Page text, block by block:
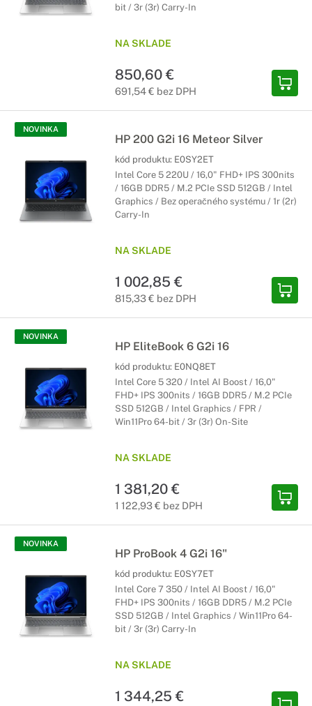
bit / 3r (3r) Carry-In
NA SKLADE
850,60 €
691,54 € bez DPH
NOVINKA
HP 200 G2i 16 Meteor Silver
kód produktu: E0SY2ET
Intel Core 5 220U / 16,0" FHD+ IPS 300nits
/ 16GB DDR5 / M.2 PCIe SSD 512GB / Intel
Graphics / Bez operačného systému / 1r (2r)
Carry-In
NA SKLADE
1 002,85 €
815,33 € bez DPH
NOVINKA
HP EliteBook 6 G2i 16
kód produktu: E0NQ8ET
Intel Core 5 320 / Intel AI Boost / 16,0"
FHD+ IPS 300nits / 16GB DDR5 / M.2 PCIe
SSD 512GB / Intel Graphics / FPR /
Win11Pro 64-bit / 3r (3r) On-Site
NA SKLADE
1 381,20 €
1 122,93 € bez DPH
NOVINKA
HP ProBook 4 G2i 16"
kód produktu: E0SY7ET
Intel Core 7 350 / Intel AI Boost / 16,0"
FHD+ IPS 300nits / 16GB DDR5 / M.2 PCIe
SSD 512GB / Intel Graphics / Win11Pro 64-
bit / 3r (3r) Carry-In
NA SKLADE
1 344,25 €